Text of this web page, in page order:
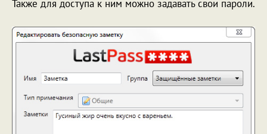
Также для доступа к ним можно задавать свои пароли.